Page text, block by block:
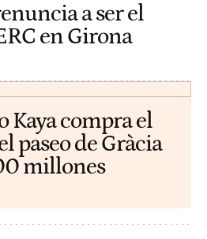
a ser el
en Girona
Kaya compra el
paseo de Gràcia
millones